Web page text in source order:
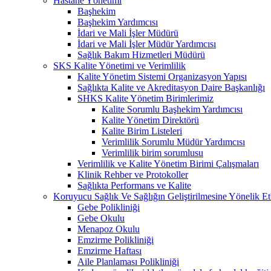
Başhekim
Başhekim Yardımcısı
İdari ve Mali İşler Müdürü
İdari ve Mali İşler Müdür Yardımcısı
Sağlık Bakım Hizmetleri Müdürü
SKS Kalite Yönetimi ve Verimlilik
Kalite Yönetim Sistemi Organizasyon Yapısı
Sağlıkta Kalite ve Akreditasyon Daire Başkanlığı
SHKS Kalite Yönetim Birimlerimiz
Kalite Sorumlu Başhekim Yardımcısı
Kalite Yönetim Direktörü
Kalite Birim Listeleri
Verimlilik Sorumlu Müdür Yardımcısı
Verimlilik birim sorumlusu
Verimlilik ve Kalite Yönetim Birimi Çalışmaları
Klinik Rehber ve Protokoller
Sağlıkta Performans ve Kalite
Koruyucu Sağlık Ve Sağlığın Geliştirilmesine Yönelik
Gebe Polikliniği
Gebe Okulu
Menapoz Okulu
Emzirme Polikliniği
Emzirme Haftası
Aile Planlaması Polikliniği